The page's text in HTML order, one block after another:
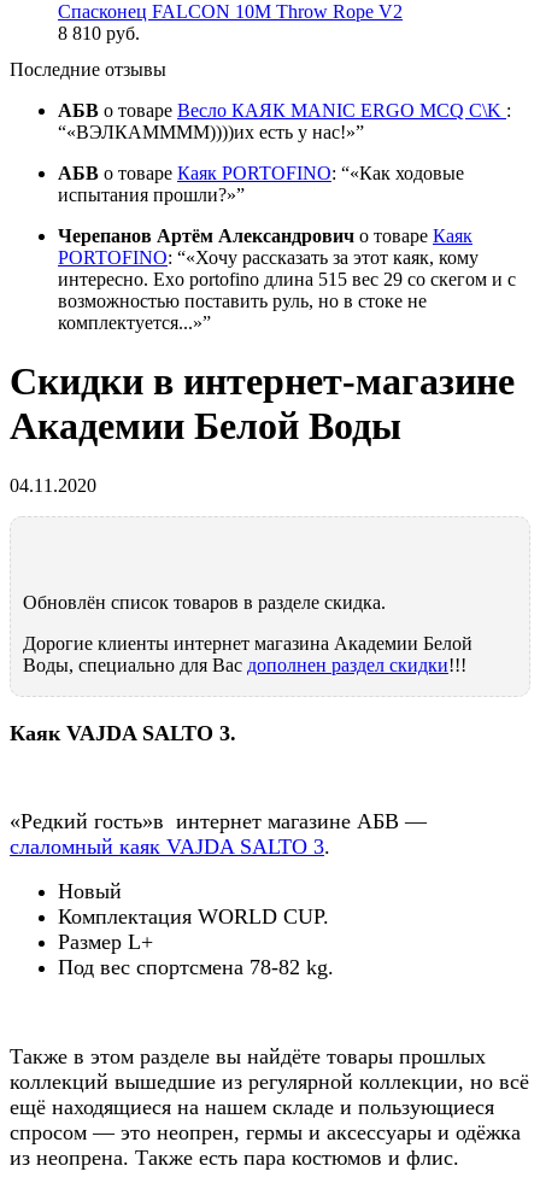
Спасконец FALCON 10M Throw Rope V2
8 810 руб.
Последние отзывы
АБВ о товаре Весло КАЯК MANIC ERGO MCQ C\K :
«ВЭЛКАММММ))))их есть у нас!»
АБВ о товаре Каяк PORTOFINO:
«Как ходовые
испытания прошли?»
Черепанов Артём Александрович о товаре Каяк
PORTOFINO:
«Хочу рассказать за этот каяк, кому
интересно. Exo portofino длина 515 вес 29 со скегом и с
возможностью поставить руль, но в стоке не
комплектуется...»
Скидки в интернет-магазине
Академии Белой Воды
04.11.2020
Обновлён список товаров в разделе скидка.
Дорогие клиенты интернет магазина Академии Белой
Воды, специально для Вас дополнен раздел скидки!!!
Каяк VAJDA SALTO 3.
«Редкий гость»в интернет магазине АБВ —
слаломный каяк VAJDA SALTO 3.
Новый
Комплектация WORLD CUP.
Размер L+
Под вес спортсмена 78-82 kg.
Также в этом разделе вы найдёте товары прошлых
коллекций вышедшие из регулярной коллекции, но всё
ещё находящиеся на нашем складе и пользующиеся
спросом — это неопрен, гермы и аксессуары и одёжка
из неопрена. Также есть пара костюмов и флис.